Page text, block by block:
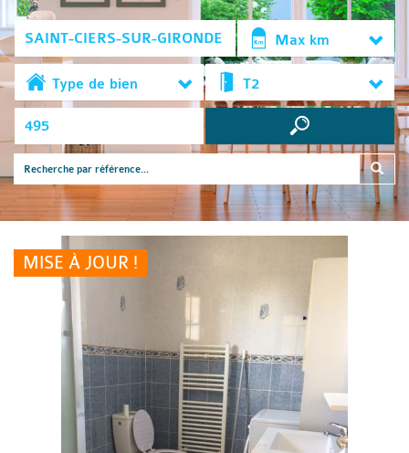
Max km
Type de bien T2
MISE À JOUR !